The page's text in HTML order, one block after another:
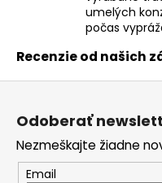
umelých
počas
Recenzie od našich
Z
Odoberať
Nezmeškajte žiadne
Email